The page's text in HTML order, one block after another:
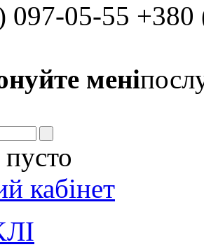
097-05-55
мені
кабінет